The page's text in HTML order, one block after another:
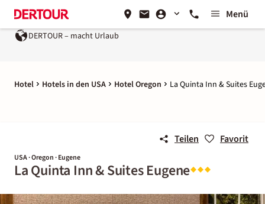
Menü
DERTOUR – macht Urlaub
Hotel Hotels in den USA Hotel Oregon La Quinta Inn & Suites
Teilen Favorit
USA · Oregon · Eugene
La Quinta Inn & Suites Eugene